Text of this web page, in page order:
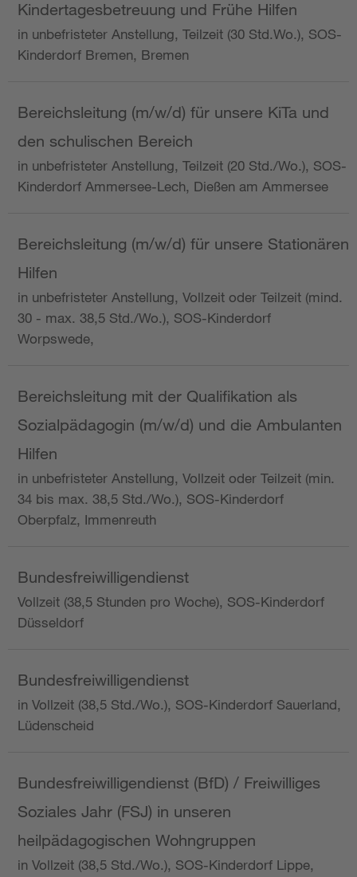
Kindertagesbetreuung und Frühe Hilfen
in unbefristeter Anstellung, Teilzeit (30 Std.Wo.), SOS-
Kinderdorf Bremen, Bremen
Bereichsleitung (m/w/d) für unsere KiTa und
den schulischen Bereich
in unbefristeter Anstellung, Teilzeit (20 Std./Wo.), SOS-
Kinderdorf Ammersee-Lech, Dießen am Ammersee
Bereichsleitung (m/w/d) für unsere Stationären
Hilfen
in unbefristeter Anstellung, Vollzeit oder Teilzeit (mind.
30 - max. 38,5 Std./Wo.), SOS-Kinderdorf
Worpswede,
Bereichsleitung mit der Qualifikation als
Sozialpädagogin (m/w/d) und die Ambulanten
Hilfen
in unbefristeter Anstellung, Vollzeit oder Teilzeit (min.
34 bis max. 38,5 Std./Wo.), SOS-Kinderdorf
Oberpfalz, Immenreuth
Bundesfreiwilligendienst
Vollzeit (38,5 Stunden pro Woche), SOS-Kinderdorf
Düsseldorf
Bundesfreiwilligendienst
in Vollzeit (38,5 Std./Wo.), SOS-Kinderdorf Sauerland,
Lüdenscheid
Bundesfreiwilligendienst (BfD) / Freiwilliges
Soziales Jahr (FSJ) in unseren
heilpädagogischen Wohngruppen
in Vollzeit (38,5 Std./Wo.), SOS-Kinderdorf Lippe,